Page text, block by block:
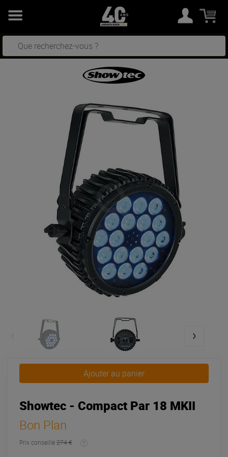
Ajouter au panier
Showtec - Compact Par 18 MKII
Bon Plan
Prix conseillé274 €